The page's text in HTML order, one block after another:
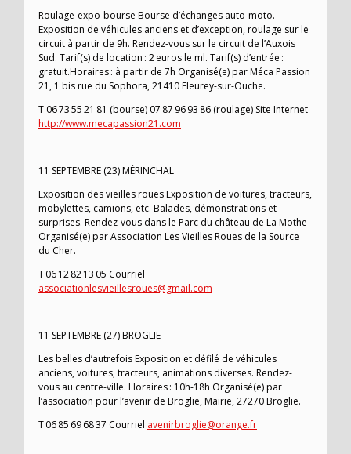
Roulage-expo-bourse Bourse d’échanges auto-moto.
Exposition de véhicules anciens et d’exception, roulage sur le
circuit à partir de 9h. Rendez-vous sur le circuit de l’Auxois
Sud. Tarif(s) de location : 2 euros le ml. Tarif(s) d’entrée :
gratuit.Horaires : à partir de 7h Organisé(e) par Méca Passion
21, 1 bis rue du Sophora, 21410 Fleurey-sur-Ouche.
T 06 73 55 21 81 (bourse) 07 87 96 93 86 (roulage) Site Internet
http://www.mecapassion21.com
11 SEPTEMBRE (23) MÉRINCHAL
Exposition des vieilles roues Exposition de voitures, tracteurs,
mobylettes, camions, etc. Balades, démonstrations et
surprises. Rendez-vous dans le Parc du château de La Mothe
Organisé(e) par Association Les Vieilles Roues de la Source
du Cher.
T 06 12 82 13 05 Courriel
associationlesvieillesroues@gmail.com
11 SEPTEMBRE (27) BROGLIE
Les belles d’autrefois Exposition et défilé de véhicules
anciens, voitures, tracteurs, animations diverses. Rendez-
vous au centre-ville. Horaires : 10h-18h Organisé(e) par
l’association pour l’avenir de Broglie, Mairie, 27270 Broglie.
T 06 85 69 68 37 Courriel avenirbroglie@orange.fr